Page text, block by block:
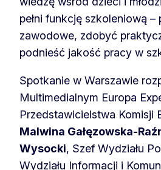
pełni funkcję szkoleniową
zawodowe, zdobyć
podnieść jakość pracy w
Spotkanie w Warszawie
Multimedialnym Europa
Przedstawicielstwa Komisji
Malwina Gałęzowska-
Wysocki, Szef Wydziału
Wydziału Informacji i